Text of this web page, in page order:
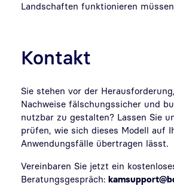
Landschaften funktionieren
Kontakt
Sie stehen vor der
Nachweise fälschungssicher und
nutzbar zu gestalten? Lassen Sie
prüfen, wie sich dieses Modell auf
Anwendungsfälle übertragen lässt.
Vereinbaren Sie jetzt ein
Beratungsgespräch: